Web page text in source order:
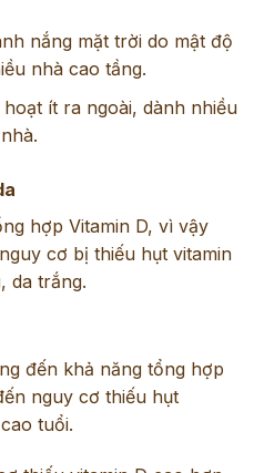
nắng mặt trời do mật độ
nhà cao tầng.
ít ra ngoài, dành nhiều
hợp Vitamin D, vì vậy
cơ bị thiếu hụt vitamin
da trắng.
đến khả năng tổng hợp
nguy cơ thiếu hụt
tuổi.